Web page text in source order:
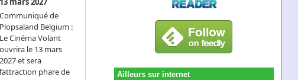
Ailleurs sur internet